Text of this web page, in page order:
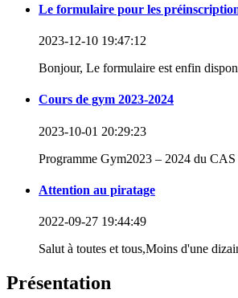
Le formulaire pour les
2023-12-10 19:47:12
Bonjour, Le formulaire est enfin
Cours de gym 2023-2024
2023-10-01 20:29:23
Programme Gym2023 – 2024 du
Attention au piratage
2022-09-27 19:44:49
Salut à toutes et tous,Moins d'une
Présentation